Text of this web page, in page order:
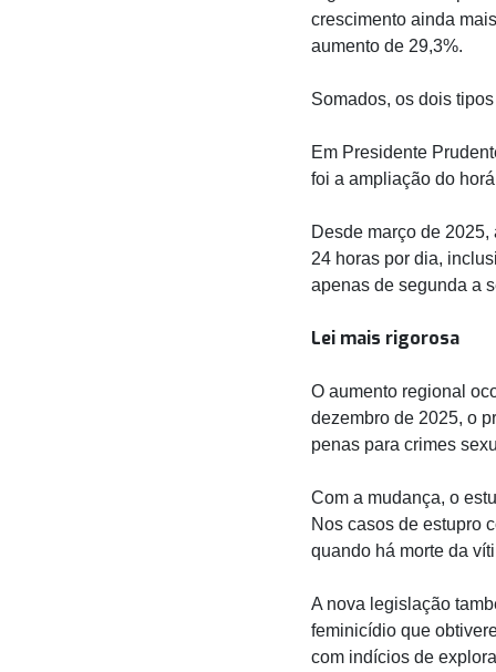
crescimento ainda
aumento de 29,3%.
Somados, os dois
Em Presidente
foi a ampliação do
Desde março de
24 horas por dia,
apenas de segunda a
Lei mais rigorosa
O aumento regional
dezembro de 2025, o
penas para crimes
Com a mudança, o
Nos casos de estupro
quando há morte da
A nova legislação
feminicídio que
com indícios de